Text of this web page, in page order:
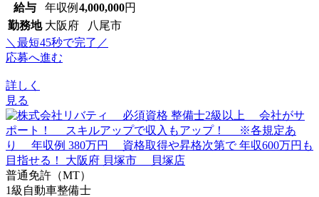
給与 年収例 4,000,000円
勤務地 大阪府 八尾市
＼最短45秒で完了／
応募へ進む
詳しく
見る
普通免許（MT）
1級自動車整備士